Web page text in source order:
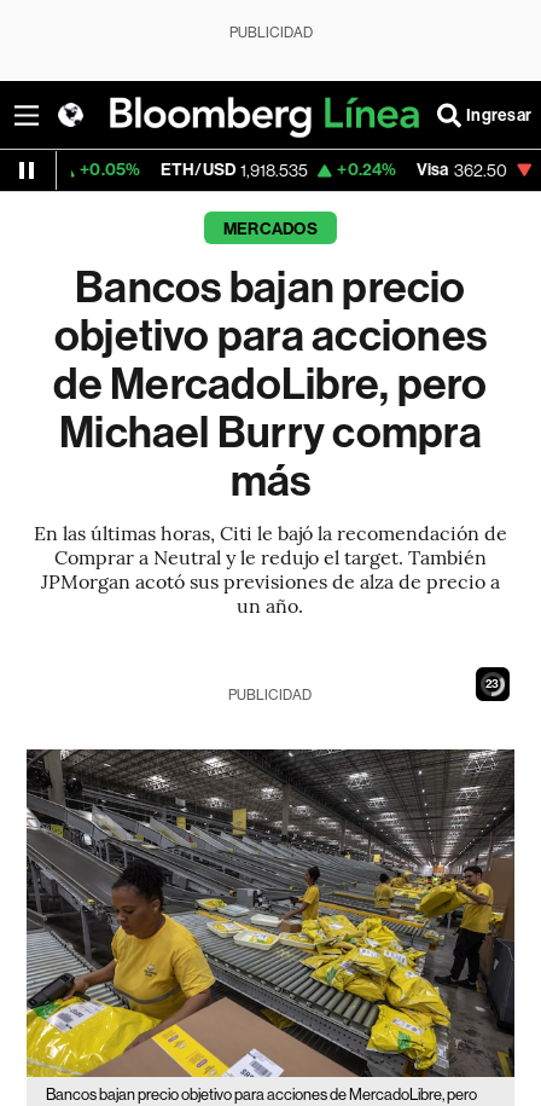
PUBLICIDAD
Ingresar
ETH/USD 1,918.535 +0.24% Visa 362.50 -2.15%
MERCADOS
Bancos bajan precio
objetivo para acciones
de MercadoLibre, pero
Michael Burry compra
más
En las últimas horas, Citi le bajó la recomendación de
Comprar a Neutral y le redujo el target. También
JPMorgan acotó sus previsiones de alza de precio a
un año.
21
PUBLICIDAD
Bancos bajan precio objetivo para acciones de MercadoLibre, pero